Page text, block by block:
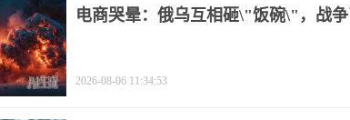
电商哭晕：俄乌互相砸\"饭碗\"，战争
2026-08-06 11:34:53